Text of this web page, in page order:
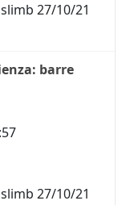
27/10/21
barre
27/10/21